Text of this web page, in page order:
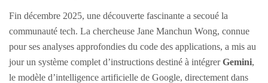
Fin décembre 2025, une découverte fascinante a secoué la
communauté tech. La chercheuse Jane Manchun Wong, connue
pour ses analyses approfondies du code des applications, a mis au
jour un système complet d’instructions destiné à intégrerGemini,
le modèle d’intelligence artificielle de Google, directement dans